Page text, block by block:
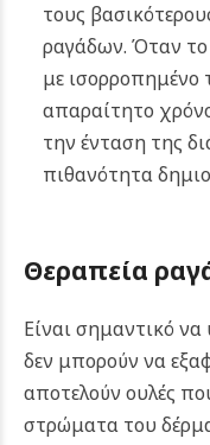
τους
ραγάδων. Όταν το
με ισορροπημένο
απαραίτητο
την ένταση της
πιθανότητα
Θεραπεία
Είναι σημαντικό να
δεν μπορούν να
αποτελούν ουλές
στρώματα του